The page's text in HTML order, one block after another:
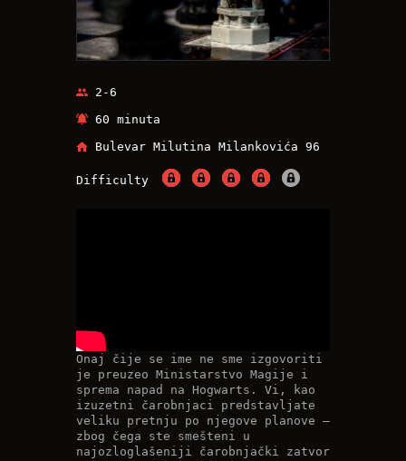
2-6
60 minuta
Bulevar Milutina Milankovića 96
Difficulty
Onaj čije se ime ne sme izgovoriti
je preuzeo Ministarstvo Magije i
sprema napad na Hogwarts. Vi, kao
izuzetni čarobnjaci predstavljate
veliku pretnju po njegove planove –
zbog čega ste smešteni u
najozloglašeniji čarobnjački zatvor